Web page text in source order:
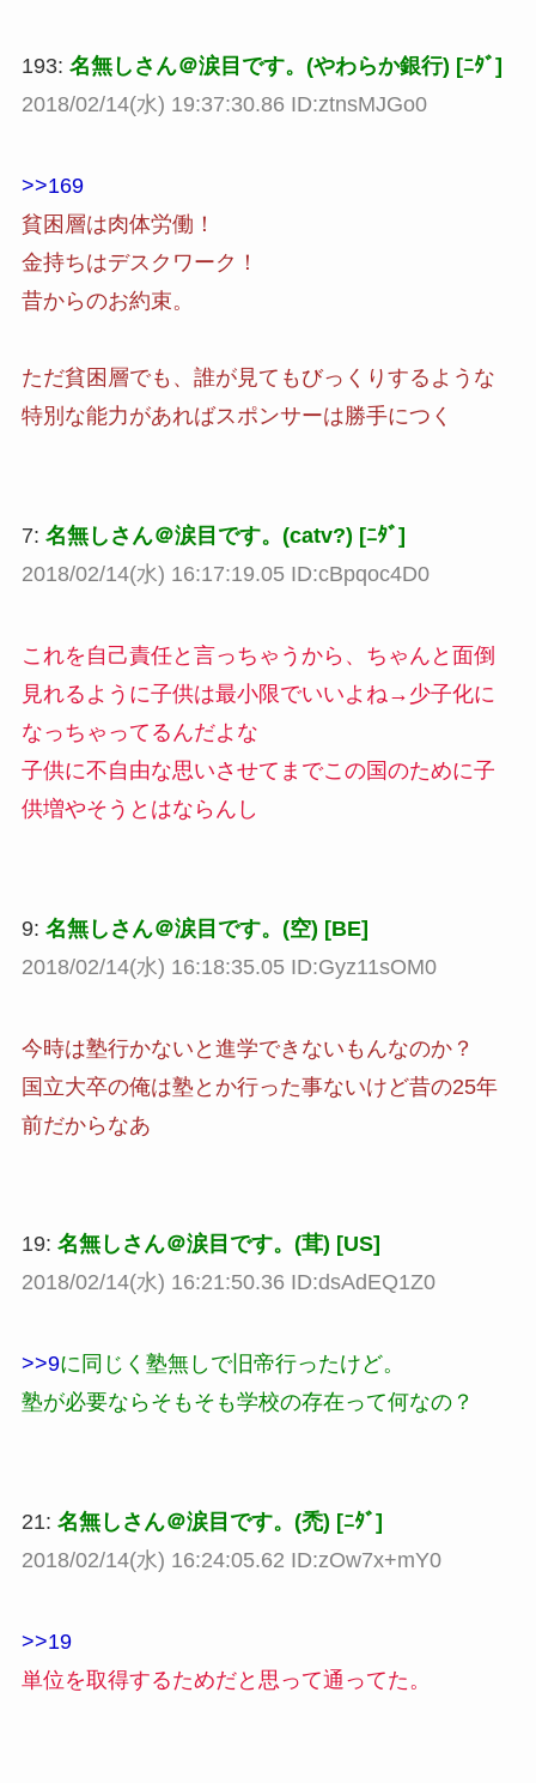
193: 名無しさん＠涙目です。(やわらか銀行) [ﾆﾀﾞ]
2018/02/14(水) 19:37:30.86 ID:ztnsMJGo0
>>169
貧困層は肉体労働！
金持ちはデスクワーク！
昔からのお約束。
ただ貧困層でも、誰が見てもびっくりするような
特別な能力があればスポンサーは勝手につく
7: 名無しさん＠涙目です。(catv?) [ﾆﾀﾞ]
2018/02/14(水) 16:17:19.05 ID:cBpqoc4D0
これを自己責任と言っちゃうから、ちゃんと面倒
見れるように子供は最小限でいいよね→少子化に
なっちゃってるんだよな
子供に不自由な思いさせてまでこの国のために子
供増やそうとはならんし
9: 名無しさん＠涙目です。(空) [BE]
2018/02/14(水) 16:18:35.05 ID:Gyz11sOM0
今時は塾行かないと進学できないもんなのか？
国立大卒の俺は塾とか行った事ないけど昔の25年
前だからなあ
19: 名無しさん＠涙目です。(茸) [US]
2018/02/14(水) 16:21:50.36 ID:dsAdEQ1Z0
>>9に同じく塾無しで旧帝行ったけど。
塾が必要ならそもそも学校の存在って何なの？
21: 名無しさん＠涙目です。(禿) [ﾆﾀﾞ]
2018/02/14(水) 16:24:05.62 ID:zOw7x+mY0
>>19
単位を取得するためだと思って通ってた。